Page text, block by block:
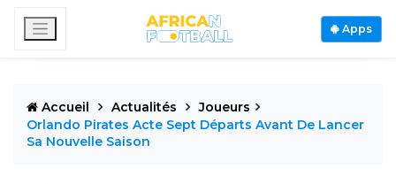
Apps
Accueil Actualités
Joueurs
Orlando Pirates Acte Sept Départs Avant De Lancer
Sa Nouvelle Saison